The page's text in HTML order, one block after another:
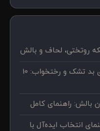
روتختی، لحاف و بالش
بهترین روش‌های از بین بردن بوی بد تشک و رختخواب: 10
راهنمای کامل
باشگاهی ۱۴۰۴: راهنمای انتخاب ایده‌آل با